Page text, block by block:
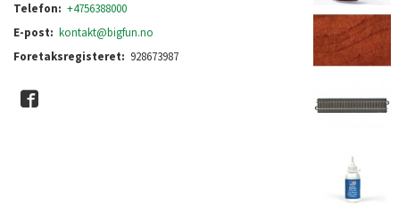
Telefon: +4756388000
E-post: kontakt@bigfun.no
Foretaksregisteret: 928673987